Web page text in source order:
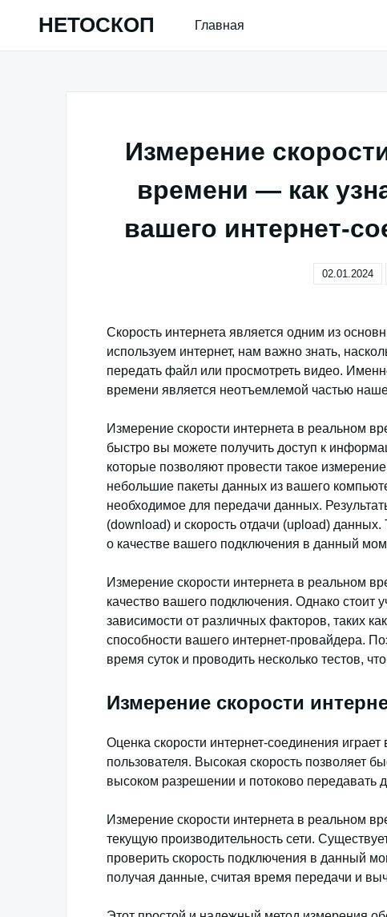
НЕТОСКОП Главная
Измерение
времени — как
вашего интернет-
02.01.2024
Скорость интернета является одним из
используем интернет, нам важно знать,
передать файл или просмотреть видео.
времени является неотъемлемой частью
Измерение скорости интернета в реальном
быстро вы можете получить доступ к
которые позволяют провести такое
небольшие пакеты данных из вашего
необходимое для передачи данных.
(download) и скорость отдачи (upload)
о качестве вашего подключения в данный
Измерение скорости интернета в реальном
качество вашего подключения. Однако стоит
зависимости от различных факторов, таких
способности вашего интернет-провайдера.
время суток и проводить несколько тестов,
Измерение скорости
Оценка скорости интернет-соединения
пользователя. Высокая скорость позволяет
высоком разрешении и потоково передавать
Измерение скорости интернета в реальном
текущую производительность сети.
проверить скорость подключения в данный
получая данные, считая время передачи и